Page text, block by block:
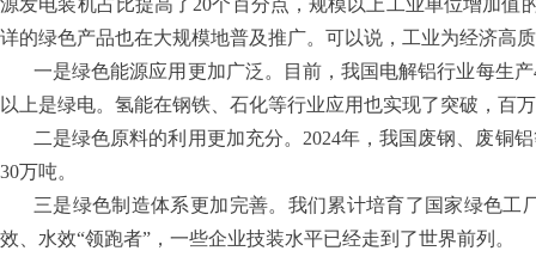
详的绿色产品也在大规模地普及推广。可以说，工业为经济高
一是绿色能源应用更加广泛。目前，我国电解铝行业每生
以上是绿电。氢能在钢铁、石化等行业应用也实现了突破，百
二是绿色原料的利用更加充分。2024年，我国废钢、废铜
30万吨。
三是绿色制造体系更加完善。我们累计培育了国家绿色工
效、水效“领跑者”，一些企业技装水平已经走到了世界前列。